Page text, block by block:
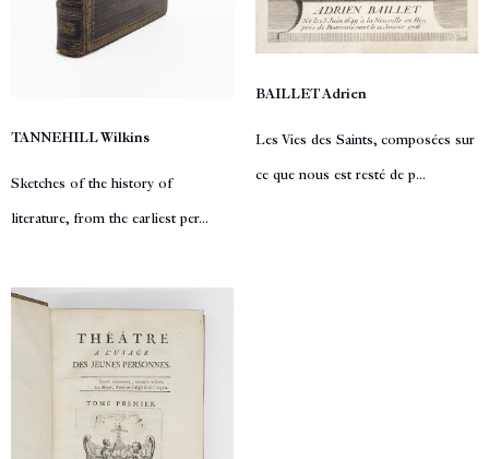
TANNEHILL Wilkins
Sketches of the history of
literature, from the earliest per...
BAILLET Adrien
Les Vies des Saints, composées sur
ce que nous est resté de p...